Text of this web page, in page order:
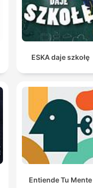
ESKA daje szkołę
Entiende Tu Mente